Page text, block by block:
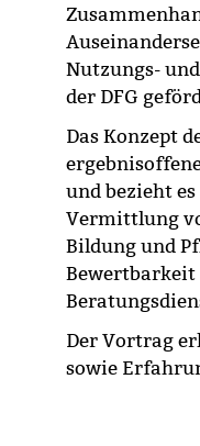
Nutzungs-
der DFG
Das Konzept
und bezieht
Vermittlung
Bildung und
Bewertbarkeit
Der Vortrag
sowie